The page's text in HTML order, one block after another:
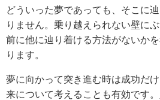
どういった夢であっても、そこに
りません。乗り越えられない壁に
前に他に辿り着ける方法がないか
ります。
夢に向かって突き進む時は成功だ
来について考えることも有効です